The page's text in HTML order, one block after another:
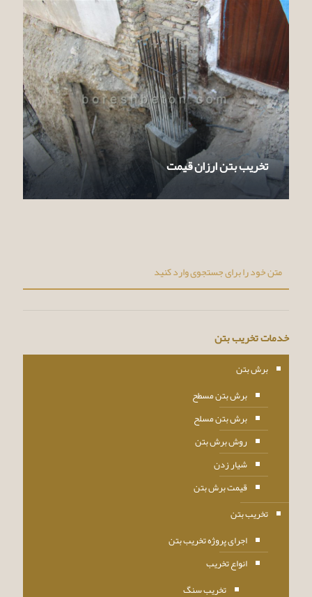
تخریب بتن ارزان قیمت
خدمات تخریب بتن
برش بتن
برش بتن مسطح
برش بتن مسلح
روش برش بتن
شیار زدن
قیمت برش بتن
تخریب بتن
اجرای پروژه تخریب بتن
انواع تخریب
تخریب سنگ